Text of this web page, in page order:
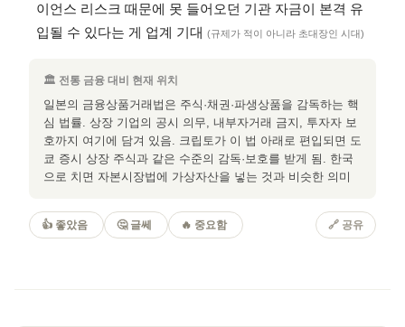
이언스 리스크 때문에 못 들어오던 기관 자금이 본격 유
입될 수 있다는 게 업계 기대 (규제가 적이 아니라 초대장인 시대)
🏛 전통 금융 대비 현재 위치
일본의 금융상품거래법은 주식·채권·파생상품을 감독하는 핵
심 법률. 상장 기업의 공시 의무, 내부자거래 금지, 투자자 보
호까지 여기에 담겨 있음. 크립토가 이 법 아래로 편입되면 도
쿄 증시 상장 주식과 같은 수준의 감독·보호를 받게 됨. 한국
으로 치면 자본시장법에 가상자산을 넣는 것과 비슷한 의미
👍 좋았음 🤔 글쎄 🔥 중요함 🔗 공유